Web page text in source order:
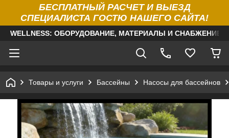
БЕСПЛАТНЫЙ РАСЧЕТ И ВЫЕЗД
СПЕЦИАЛИСТА ГОСТЮ НАШЕГО САЙТА!
WELLNESS: ОБОРУДОВАНИЕ, МАТЕРИАЛЫ И
Товары и услуги Бассейны Насосы для бассейнов